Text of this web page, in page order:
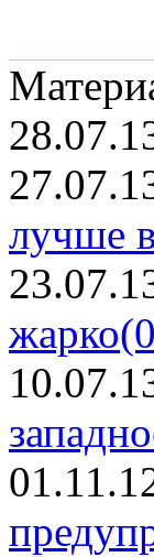
лучше
жарко